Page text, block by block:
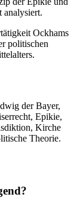
analysiert.
Ockhams
politischen
der Bayer,
Epikie,
Kirche
Theorie.